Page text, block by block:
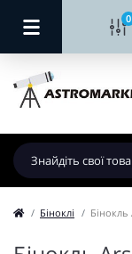
0
Біноклі Бінокль